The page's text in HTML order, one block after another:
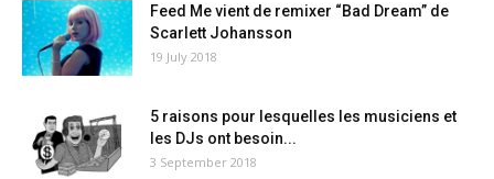
Feed Me vient de remixer “Bad Dream” de
Scarlett Johansson
19 July 2018
5 raisons pour lesquelles les musiciens et
les DJs ont besoin...
3 September 2018